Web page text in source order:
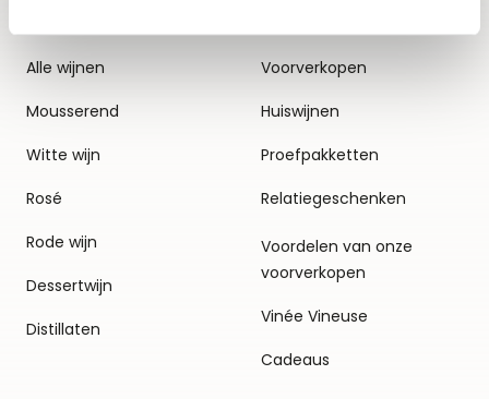
Alle wijnen
Mousserend
Witte wijn
Rosé
Rode wijn
Dessertwijn
Distillaten
Voorverkopen
Huiswijnen
Proefpakketten
Relatiegeschenken
Voordelen van onze
voorverkopen
Vinée Vineuse
Cadeaus